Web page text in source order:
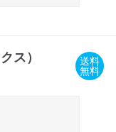
ス）
送料
無料